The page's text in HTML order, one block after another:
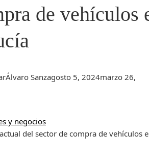
de vehículos
Álvaro Sanzagosto 5, 2024marzo 26,
y negocios
del sector de compra de vehículos